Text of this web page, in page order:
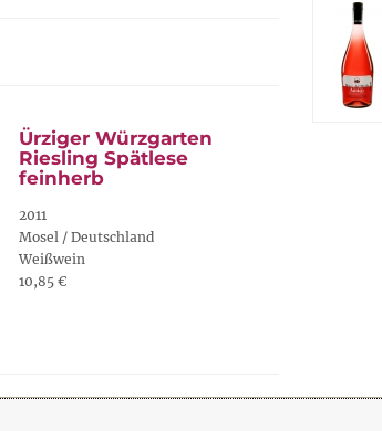
Ürziger Würzgarten
Riesling Spätlese
feinherb
2011
Mosel / Deutschland
Weißwein
10,85 €